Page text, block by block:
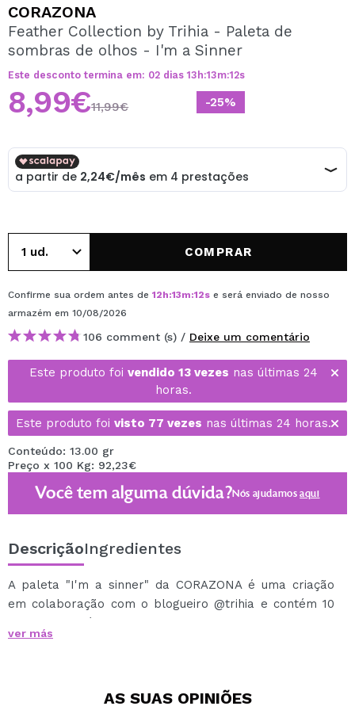
Ao criar uma conta no Maquibeauty.pt pode fazer as suas
compras rapidamente, verificar o estado das suas
CORAZONA
Feather Collection by Trihia - Paleta de
sombras de olhos - I'm a Sinner
Este desconto termina em: 02 dias 13 h:13m:12s
-25%
8,99€11,99€
COMPRAR
Confirme sua ordem antes de 12h:13m:12s e será enviado de nosso
armazém em 10/08/2026
106 comment (s) / Deixe um comentário
Este produto foi vendido 13 vezes nas últimas 24
horas.
Este produto foi visto 77 vezes nas últimas 24 horas.
Conteúdo: 13.00 gr
Preço x 100 Kg: 92,23€
Você tem alguma dúvida?Nós ajudamosaqui
DescriçãoIngredientes
A paleta "I'm a sinner" da CORAZONA é uma criação
em colaboração com o blogueiro @trihia e contém 10
cores irresistíveis em dois acabamentos, tons foscos
super pigmentados e tons metálicos ultra cremosos.
ver más
AS SUAS OPINIÕES